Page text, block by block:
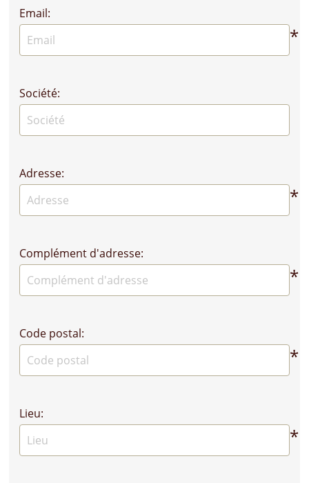
Email:
*
Société:
Adresse:
*
Complément d'adresse:
*
Code postal:
*
Lieu:
*